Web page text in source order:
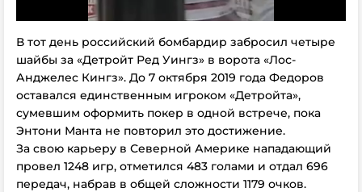
В тот день российский бомбардир забросил четыре
шайбы за «Детройт Ред Уингз» в ворота «Лос-
Анджелес Кингз». До 7 октября 2019 года Федоров
оставался единственным игроком «Детройта»,
сумевшим оформить покер в одной встрече, пока
Энтони Манта не повторил это достижение.
За свою карьеру в Северной Америке нападающий
провел 1248 игр, отметился 483 голами и отдал 696
передач, набрав в общей сложности 1179 очков.